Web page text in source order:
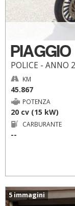
POLICE - ANNO
KM
45.867
POTENZA
20 cv (15 kW)
CARBURANTE
--
5 immagini